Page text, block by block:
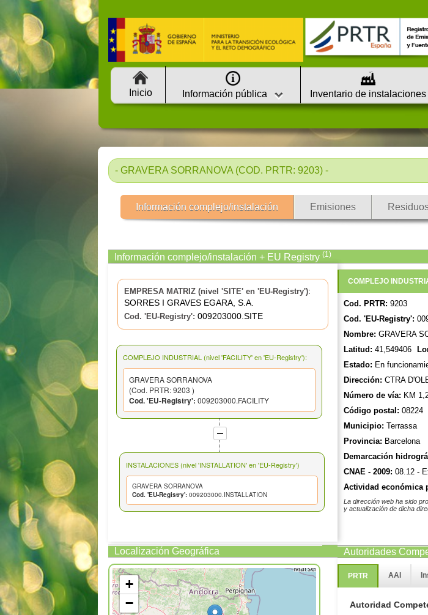
Inicio Información pública Inventario de instalaciones
- GRAVERA SORRANOVA (COD. PRTR: 9203) -
Información complejo/instalación Emisiones
Información complejo/instalación + EU Registry (1)
EMPRESA MATRIZ (nivel 'SITE' en 'EU-Registry'):
SORRES I GRAVES EGARA, S.A.
Cod. 'EU-Registry': 009203000.SITE
COMPLEJO INDUSTRIAL (nivel 'FACILITY' en 'EU-Registry'):
GRAVERA SORRANOVA
(Cod. PRTR: 9203 )
Cod. 'EU-Registry': 009203000.FACILITY
INSTALACIONES (nivel 'INSTALLATION' en 'EU-Registry')
GRAVERA SORRANOVA
Cod. 'EU-Registry':009203000.INSTALLATION
Localización Geográfica
+
−
COMPLEJO
Cod. PRTR: 9203
Cod. 'EU-Registry':
Nombre: GRAVERA
Latitud: 41,549406
Estado: En
Dirección: CTRA
Número de vía: KM
Código postal: 08224
Municipio: Terrassa
Provincia: Barcelona
Demarcación
CNAE - 2009: 08.12 -
Actividad económica
La dirección web ha sido
y actualización de dicha
Autoridades
PRTR AAI
Autoridad